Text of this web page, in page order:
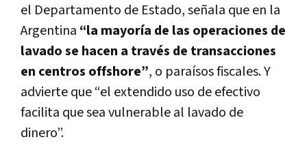
el Departamento de Estado, señala que en la
Argentina “la mayoría de las operaciones de
lavado se hacen a través de transacciones
en centros offshore”, o paraísos fiscales. Y
advierte que “el extendido uso de efectivo
facilita que sea vulnerable al lavado de
dinero”.